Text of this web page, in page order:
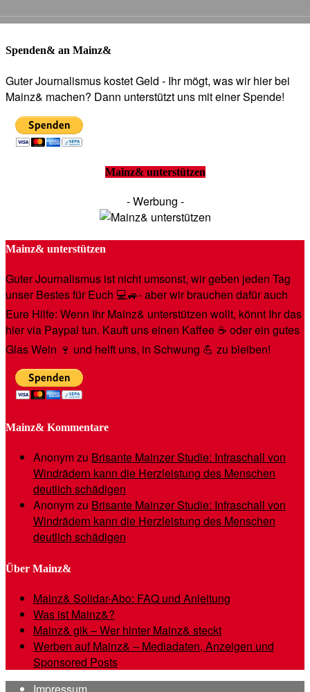
Spenden& an Mainz&
Guter Journalismus kostet Geld - Ihr mögt, was wir hier bei
Mainz& machen? Dann unterstützt uns mit einer Spende!
Mainz& unterstützen
- Werbung -
Mainz& unterstützen
Guter Journalismus ist nicht umsonst, wir geben jeden Tag
unser Bestes für Euch 💻🚙- aber wir brauchen dafür auch
Eure Hilfe: Wenn Ihr Mainz& unterstützen wollt, könnt Ihr das
hier via Paypal tun. Kauft uns einen Kaffee ☕️ oder ein gutes
Glas Wein 🍷 und helft uns, in Schwung 💪 zu bleiben!
Mainz& Kommentare
Anonymzu Brisante Mainzer Studie: Infraschall von
Windrädern kann die Herzleistung des Menschen
deutlich schädigen
Anonymzu Brisante Mainzer Studie: Infraschall von
Windrädern kann die Herzleistung des Menschen
deutlich schädigen
Über Mainz&
Mainz& Solidar-Abo: FAQ und Anleitung
Was ist Mainz&?
Mainz& gik – Wer hinter Mainz& steckt
Werben auf Mainz& – Mediadaten, Anzeigen und
Sponsored Posts
Impressum